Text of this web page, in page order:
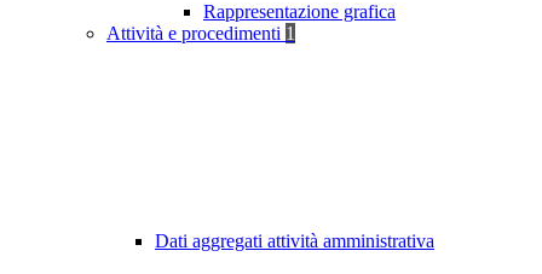
Rappresentazione grafica
Attività e procedimenti 1
Dati aggregati attività amministrativa